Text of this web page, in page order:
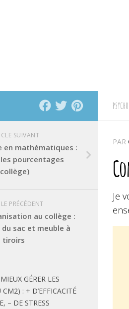
PAR
Je
SUIVANT
en mathématiques :
pourcentages
PRÉCÉDENT
au collège :
sac et meuble à
tiroirs
GÉRER LES
CM2) : + D’EFFICACITÉ
– DE STRESS